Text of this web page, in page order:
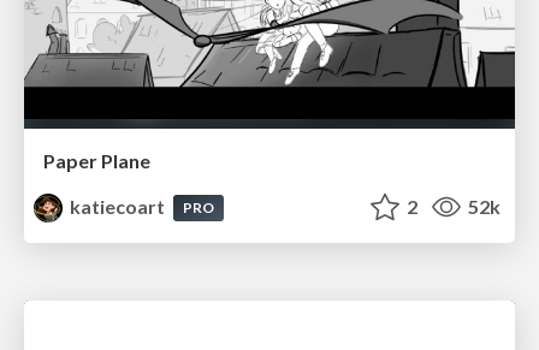
Paper Plane
katiecoart
PRO 2 52k